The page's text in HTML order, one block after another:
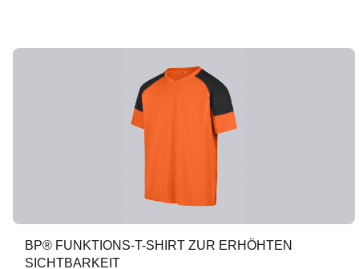
BP® FUNKTIONS-T-SHIRT ZUR ERHÖHTEN
SICHTBARKEIT